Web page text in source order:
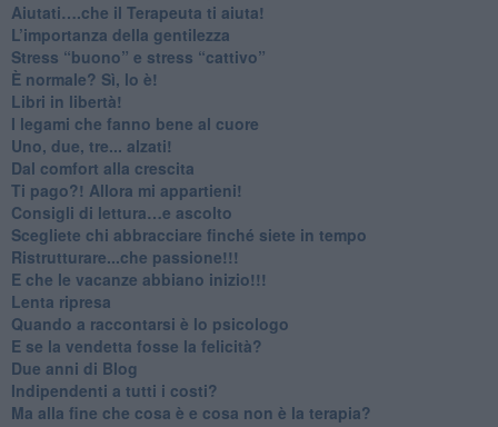
​Aiutati….che il Terapeuta ti aiuta!
​L’importanza della gentilezza
​Stress “buono” e stress “cattivo”
​È normale? Sì, lo è!
​Libri in libertà!
​I legami che fanno bene al cuore
Uno, due, tre... alzati!​
​Dal comfort alla crescita
​Ti pago?! Allora mi appartieni!​
​Consigli di lettura…e ascolto
​Scegliete chi abbracciare finché siete in tempo
​Ristrutturare...che passione!!!
​E che le vacanze abbiano inizio!!!
​Lenta ripresa
​Quando a raccontarsi è lo psicologo
​E se la vendetta fosse la felicità?
​Due anni di Blog
​Indipendenti a tutti i costi?
​Ma alla fine che cosa è e cosa non è la terapia?